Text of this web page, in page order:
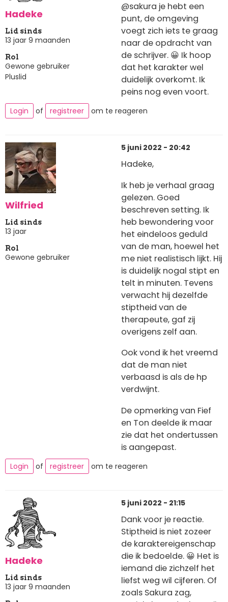
Hadeke
Lid sinds
13 jaar 9 maanden
Rol
Gewone gebruiker
Pluslid
@sakura je hebt een
punt, de omgeving
voegt zich iets te graag
naar de opdracht van
de schrijver. 😀 Ik hoop
dat het karakter wel
duidelijk overkomt. Ik
peins nog even voort.
Login of registreer om te reageren
Wilfried
Lid sinds
13 jaar
Rol
Gewone gebruiker
5 juni 2022 - 20:42
Hadeke,
Ik heb je verhaal graag
gelezen. Goed
beschreven setting. Ik
heb bewondering voor
het eindeloos geduld
van de man, hoewel het
me niet realistisch lijkt. Hij
is duidelijk nogal stipt en
telt in minuten. Tevens
verwacht hij dezelfde
stiptheid van de
therapeute, gaf zij
overigens zelf aan.
Ook vond ik het vreemd
dat de man niet
verbaasd is als de hp
verdwijnt.
De opmerking van Fief
en Ton deelde ik maar
zie dat het ondertussen
is aangepast.
Login of registreer om te reageren
Hadeke
Lid sinds
13 jaar 9 maanden
5 juni 2022 - 21:15
Dank voor je reactie.
Stiptheid is niet zozeer
de karaktereigenschap
die ik bedoelde. 😀 Het is
iemand die zichzelf het
liefst weg wil cijferen. Of
zoals Sakura zag,